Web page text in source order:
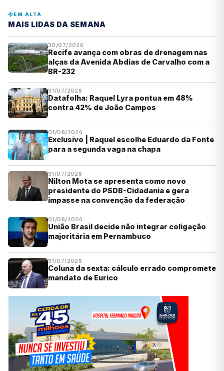
EM ALTA
MAIS LIDAS DA SEMANA
30/07/2026
Recife avança com obras de drenagem nas
alças da Avenida Abdias de Carvalho com a
BR-232
31/07/2026
Datafolha: Raquel Lyra pontua em 48%
contra 42% de João Campos
01/08/2026
Exclusivo | Raquel escolhe Eduardo da Fonte
para a segunda vaga na chapa
31/07/2026
Nilton Mota se apresenta como novo
presidente do PSDB-Cidadania e gera
impasse na convenção da federação
01/08/2026
União Brasil decide não integrar coligação
majoritária em Pernambuco
31/07/2026
Coluna da sexta: cálculo errado compromete
mandato de Eurico